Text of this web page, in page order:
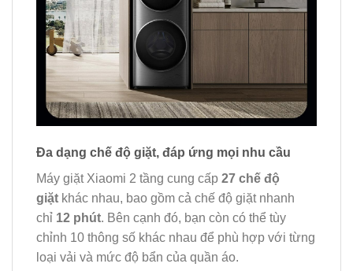
Đa dạng chế độ giặt, đáp ứng mọi nhu cầu
Máy giặt Xiaomi 2 tầng cung cấp 27 chế độ
giặt khác nhau, bao gồm cả chế độ giặt nhanh
chỉ 12 phút. Bên cạnh đó, bạn còn có thể tùy
chỉnh 10 thông số khác nhau để phù hợp với từng
loại vải và mức độ bẩn của quần áo.